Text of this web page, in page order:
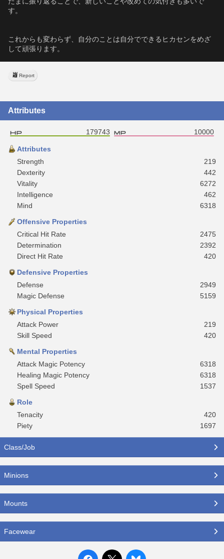
す。
これからも変わらず、自分のことは自分でできるヒカセンをめざ
して頑張ります。
Report
Attributes
179743 10000
Attributes
Strength
219
Dexterity
442
Vitality
6272
Intelligence
462
Mind
6318
Offensive Properties
Critical Hit Rate
2475
Determination
2392
Direct Hit Rate
420
Defensive Properties
Defense
2949
Magic Defense
5159
Physical Properties
Attack Power
219
Skill Speed
420
Mental Properties
Attack Magic Potency
6318
Healing Magic Potency
6318
Spell Speed
1537
Role
Tenacity
420
Piety
1697
Class/Job
Minions
Mounts
Facewear